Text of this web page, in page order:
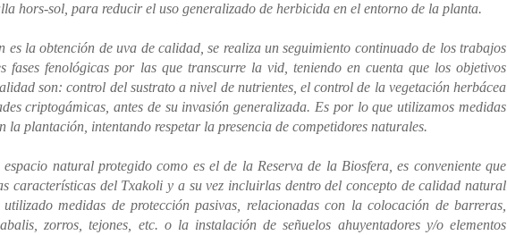
hors-sol, para reducir el uso generalizado de herbicida en el entorno de la planta.
la obtención de uva de calidad, se realiza un seguimiento continuado de los trabajos
fases fenológicas por las que transcurre la vid, teniendo en cuenta que los objetivos
son: control del sustrato a nivel de nutrientes, el control de la vegetación herbácea
criptogámicas, antes de su invasión generalizada. Es por lo que utilizamos medidas
la plantación, intentando respetar la presencia de competidores naturales.
natural protegido como es el de la Reserva de la Biosfera, es conveniente que
características del Txakoli y a su vez incluirlas dentro del concepto de calidad natural
medidas de protección pasivas, relacionadas con la colocación de barreras,
zorros, tejones, etc. o la instalación de señuelos ahuyentadores y/o elementos